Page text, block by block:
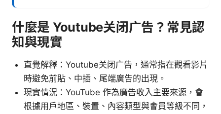
什麼是 Youtube关闭广告？常見認
知與現實
直覺解釋：Youtube关闭广告，通常指在觀看影片
時避免前貼、中插、尾端廣告的出現。
現實情況：YouTube 作為廣告收入主要來源，會
根據用戶地區、裝置、內容類型與會員等級不同，